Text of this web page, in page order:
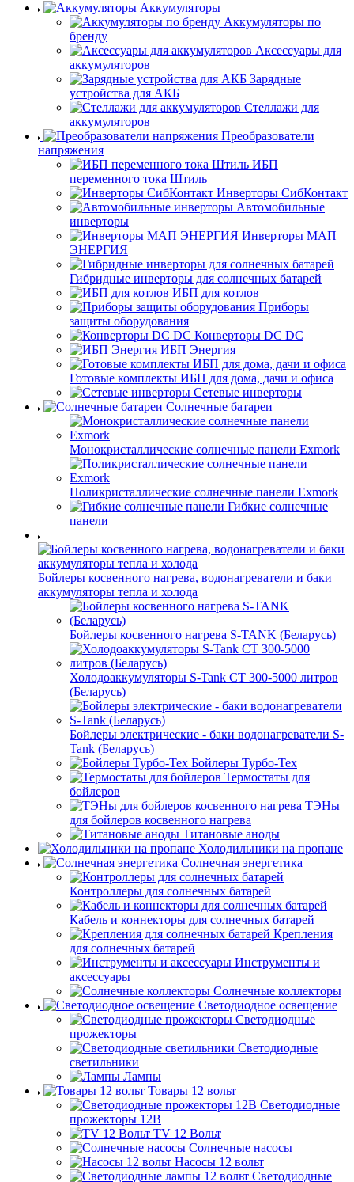
Аккумуляторы
Аккумуляторы по
бренду
Аксессуары для
аккумуляторов
Зарядные
устройства для АКБ
Стеллажи для
аккумуляторов
Преобразователи
напряжения
ИБП
переменного тока Штиль
Инверторы СибКонтакт
Автомобильные
инверторы
Инверторы МАП
ЭНЕРГИЯ
Гибридные инверторы для солнечных батарей
ИБП для котлов
Приборы
защиты оборудования
Конверторы DC DC
ИБП Энергия
Готовые комплекты ИБП для дома, дачи и офиса
Сетевые инверторы
Солнечные батареи
Монокристаллические солнечные панели Exmork
Поликристаллические солнечные панели Exmork
Гибкие солнечные
панели
Бойлеры косвенного нагрева, водонагреватели и баки
аккумуляторы тепла и холода
Бойлеры косвенного нагрева S-TANK (Беларусь)
Холодоаккумуляторы S-Tank СТ 300-5000 литров
(Беларусь)
Бойлеры электрические - баки водонагреватели S-
Tank (Беларусь)
Бойлеры Турбо-Тех
Термостаты для
бойлеров
ТЭНы
для бойлеров косвенного нагрева
Титановые аноды
Холодильники на пропане
Солнечная энергетика
Контроллеры для солнечных батарей
Кабель и коннекторы для солнечных батарей
Крепления
для солнечных батарей
Инструменты и
аксессуары
Солнечные коллекторы
Светодиодное освещение
Светодиодные
прожекторы
Светодиодные
светильники
Лампы
Товары 12 вольт
Светодиодные
прожекторы 12В
TV 12 Вольт
Солнечные насосы
Насосы 12 вольт
Светодиодные